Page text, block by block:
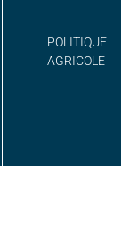
POLITIQUE
AGRICOLE